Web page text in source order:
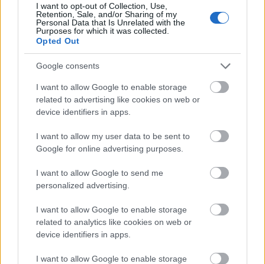
I want to opt-out of Collection, Use,
Retention, Sale, and/or Sharing of my
Personal Data that Is Unrelated with the
Purposes for which it was collected.
Opted Out
Google consents
I want to allow Google to enable storage
related to advertising like cookies on web or
device identifiers in apps.
I want to allow my user data to be sent to
Google for online advertising purposes.
I want to allow Google to send me
personalized advertising.
I want to allow Google to enable storage
related to analytics like cookies on web or
device identifiers in apps.
I want to allow Google to enable storage
Tilaa uutiskirjeemme
LUETUIMMAT